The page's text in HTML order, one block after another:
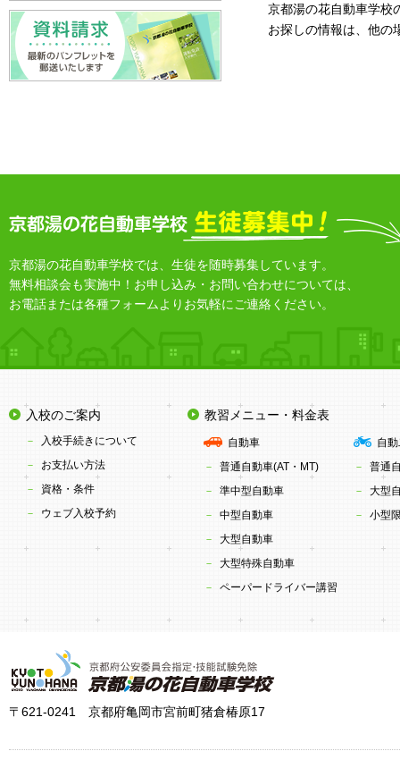
京都湯の花自動車学校
お探しの情報は、他の
京都湯の花自動車学校では、生徒を随時募集しています。
無料相談会も実施中！お申し込み・お問い合わせについては、
お電話または各種フォームよりお気軽にご連絡ください。
入校のご案内
入校手続きについて
お支払い方法
資格・条件
ウェブ入校予約
教習メニュー・料金表
自動車
普通自動車(AT・MT)
準中型自動車
中型自動車
大型自動車
大型特殊自動車
ペーパードライバー講習
自
普通
大型
小型
〒621-0241 京都府亀岡市宮前町猪倉椿原17